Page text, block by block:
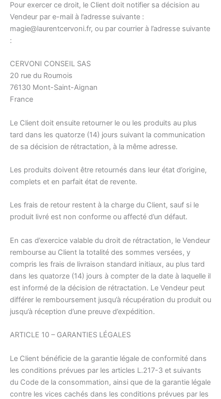
Pour exercer ce droit, le Client doit notifier sa décision au
Vendeur par e-mail à l’adresse suivante :
magie@laurentcervoni.fr, ou par courrier à l’adresse suivante
:
CERVONI CONSEIL SAS
20 rue du Roumois
76130 Mont-Saint-Aignan
France
Le Client doit ensuite retourner le ou les produits au plus
tard dans les quatorze (14) jours suivant la communication
de sa décision de rétractation, à la même adresse.
Les produits doivent être retournés dans leur état d’origine,
complets et en parfait état de revente.
Les frais de retour restent à la charge du Client, sauf si le
produit livré est non conforme ou affecté d’un défaut.
En cas d’exercice valable du droit de rétractation, le Vendeur
rembourse au Client la totalité des sommes versées, y
compris les frais de livraison standard initiaux, au plus tard
dans les quatorze (14) jours à compter de la date à laquelle il
est informé de la décision de rétractation. Le Vendeur peut
différer le remboursement jusqu’à récupération du produit ou
jusqu’à réception d’une preuve d’expédition.
ARTICLE 10 – GARANTIES LÉGALES
Le Client bénéficie de la garantie légale de conformité dans
les conditions prévues par les articles L.217-3 et suivants
du Code de la consommation, ainsi que de la garantie légale
contre les vices cachés dans les conditions prévues par les